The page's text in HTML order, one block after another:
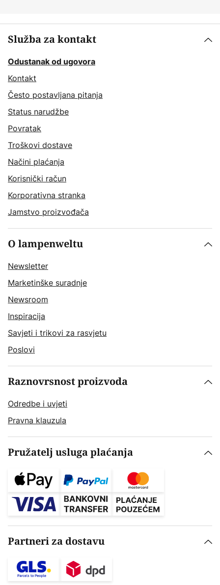
Služba za kontakt
Odustanak od ugovora
Kontakt
Često postavljana pitanja
Status narudžbe
Povratak
Troškovi dostave
Načini plaćanja
Korisnički račun
Korporativna stranka
Jamstvo proizvođača
O lampenweltu
Newsletter
Marketinške suradnje
Newsroom
Inspiracija
Savjeti i trikovi za rasvjetu
Poslovi
Raznovrsnost proizvoda
Odredbe i uvjeti
Pravna klauzula
Pružatelj usluga plaćanja
Partneri za dostavu